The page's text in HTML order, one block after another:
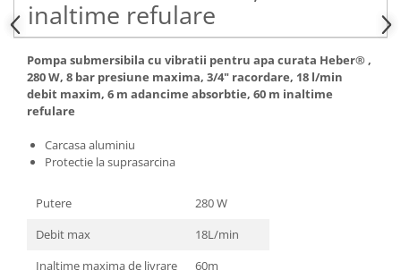
inaltime refulare
Pompa submersibila cu vibratii pentru apa curata Heber®,
280 W, 8 bar presiune maxima, 3/4" racordare, 18 l/min
debit maxim, 6 m adancime absorbtie, 60 m inaltime
refulare
Carcasa aluminiu
Protectie la suprasarcina
Putere
280 W
Debit max
18L/min
Inaltime maxima de livrare
60m